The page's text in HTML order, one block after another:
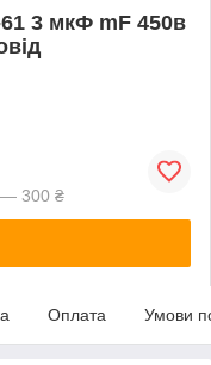
3 мкФ mF 450в
— 300 ₴
Оплата Умови